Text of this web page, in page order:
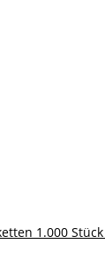
1.000